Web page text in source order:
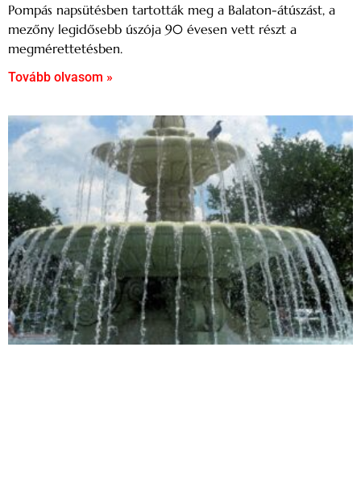
Pompás napsütésben tartották meg a Balaton-átúszást, a
mezőny legidősebb úszója 90 évesen vett részt a
megmérettetésben.
Tovább olvasom »